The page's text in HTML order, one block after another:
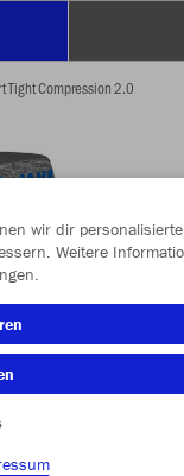
Tight Compression 2.0
wir dir personalisierte
Weitere